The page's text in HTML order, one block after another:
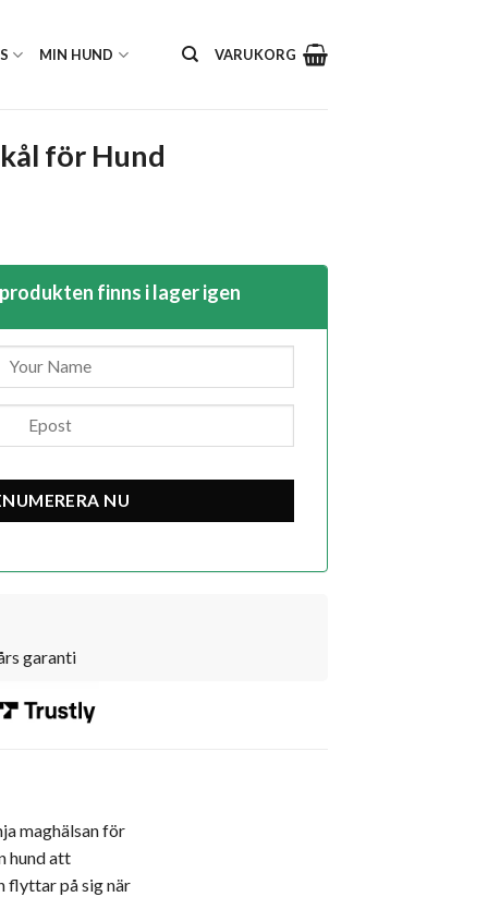
MIN HUND VARUKORG
för Hund
finns i lager igen
garanti
maghälsan för
hund att
flyttar på sig när